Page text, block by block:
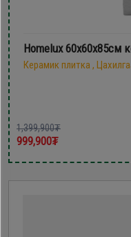
Homelux 60х60х85см
Керамик плитка ,
1,399,900₮
999,900₮